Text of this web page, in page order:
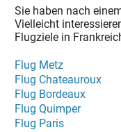
Sie haben nach
Vielleicht
Flugziele in
Flug Metz
Flug Chateauroux
Flug Bordeaux
Flug Quimper
Flug Paris